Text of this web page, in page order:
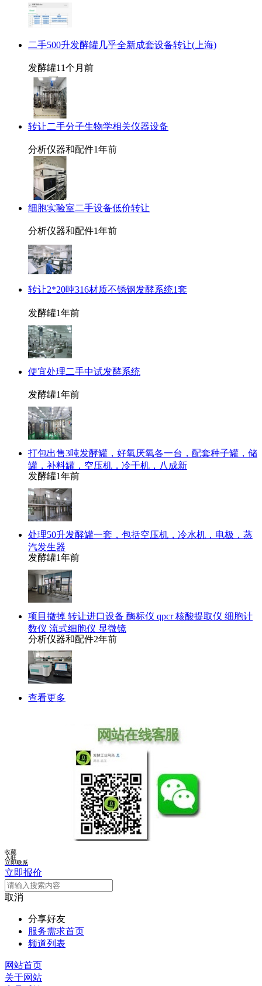
二手500升发酵罐几乎全新成套设备转让(上海)
发酵罐11个月前
转让二手分子生物学相关仪器设备
分析仪器和配件1年前
细胞实验室二手设备低价转让
分析仪器和配件1年前
转让2*20吨316材质不锈钢发酵系统1套
发酵罐1年前
便宜处理二手中试发酵系统
发酵罐1年前
打包出售3吨发酵罐，好氧厌氧各一台，配套种子罐，储
罐，补料罐，空压机，冷干机，八成新
发酵罐1年前
处理50升发酵罐一套，包括空压机，冷水机，电极，蒸
汽发生器
发酵罐1年前
项目撤掉 转让进口设备 酶标仪 qpcr 核酸提取仪 细胞计
数仪 流式细胞仪 显微镜
分析仪器和配件2年前
查看更多
收藏
入驻
立即联系
立即报价
取消
分享好友
服务需求首页
频道列表
网站首页
关于网站